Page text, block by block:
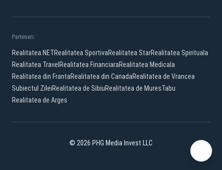
Parteneri:
Realitatea.NETRealitatea SportivaRealitatea StarRealitatea Spirituala
Realitatea Travel Realitatea FinanciaraRealitatea Medicala
Realitatea din FrantaRealitatea din CanadaRealitatea de Vrancea
Subiectul ZileiRealitatea de SibiuRealitatea de MuresTabu
Realitatea de Arges
© 2026 PHG Media Invest LLC